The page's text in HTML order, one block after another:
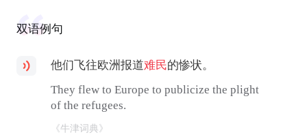
双语例句
他们飞往欧洲报道难民的惨状。
They flew to Europe to publicize the plight
of the refugees.
《牛津词典》